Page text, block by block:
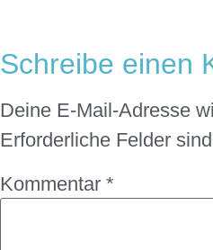
Schreibe einen
Deine E-Mail-Adresse
Erforderliche Felder
Kommentar *